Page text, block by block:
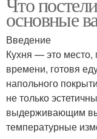
основные
Введение
Кухня — это место,
времени, готовя
напольного
не только
выдерживающим
температурные